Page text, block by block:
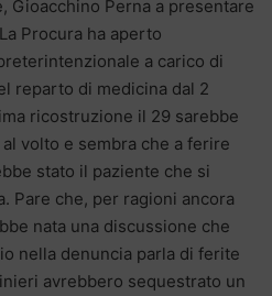
Gioacchino Perna a presentare
Procura ha aperto
a carico di
reparto di medicina dal 2
ricostruzione il 29 sarebbe
volto e sembra che a ferire
stato il paziente che si
Pare che, per ragioni ancora
nata una discussione che
nella denuncia parla di ferite
avrebbero sequestrato un